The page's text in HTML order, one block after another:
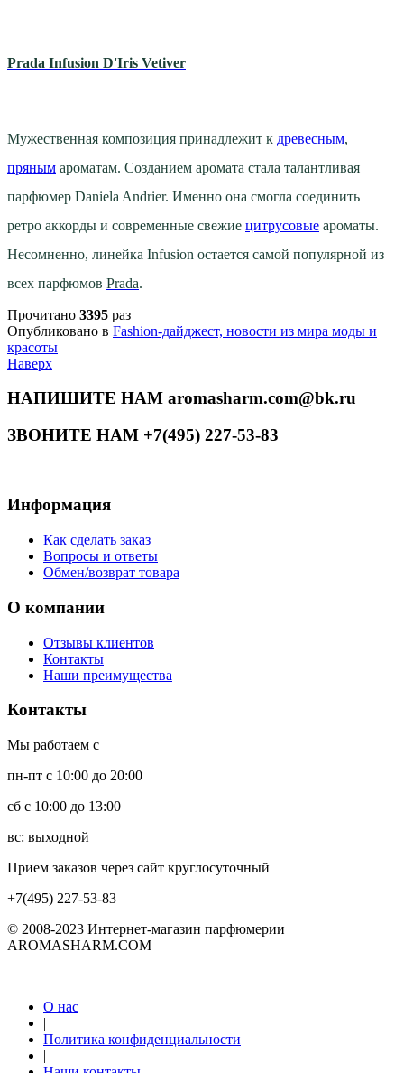
Prada Infusion D'Iris Vetiver
Мужественная композиция принадлежит к древесным,
пряным ароматам. Созданием аромата стала талантливая
парфюмер Daniela Andrier. Именно она смогла соединить
ретро аккорды и современные свежие цитрусовые ароматы.
Несомненно, линейка Infusion остается самой популярной из
всех парфюмов Prada.
Прочитано 3395 раз
Опубликовано в Fashion-дайджест, новости из мира моды и
красоты
Наверх
НАПИШИТЕ НАМ aromasharm.com@bk.ru
ЗВОНИТЕ НАМ +7(495) 227-53-83
Информация
Как сделать заказ
Вопросы и ответы
Обмен/возврат товара
О компании
Отзывы клиентов
Контакты
Наши преимущества
Контакты
Мы работаем с
пн-пт с 10:00 до 20:00
сб с 10:00 до 13:00
вс: выходной
Прием заказов через сайт круглосуточный
+7(495) 227-53-83
© 2008-2023 Интернет-магазин парфюмерии
AROMASHARM.COM
О нас
|
Политика конфиденциальности
|